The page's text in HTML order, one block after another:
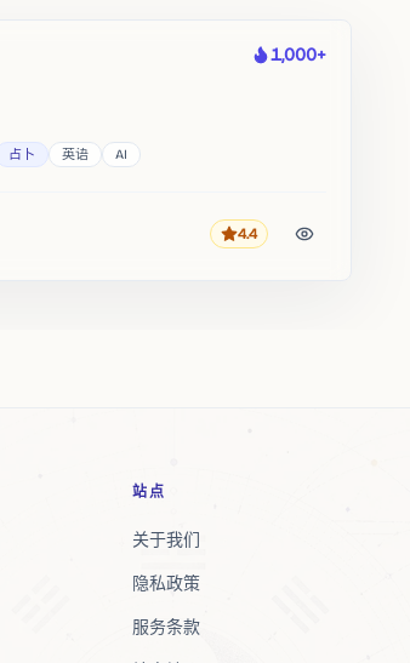
热度
1,000+
占卜 英语 AI
评分4.4
站点
关于我们
隐私政策
服务条款